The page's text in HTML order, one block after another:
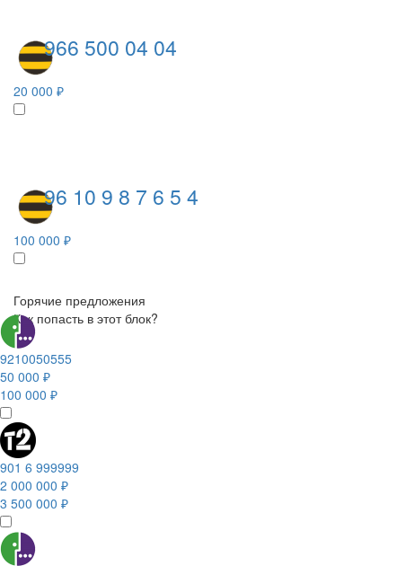
966 500 04 04
20 000 ₽
96 10 9 8 7 6 5 4
100 000 ₽
Горячие предложения
Как попасть в этот блок?
9210050555
50 000 ₽
100 000 ₽
901 6 999999
2 000 000 ₽
3 500 000 ₽